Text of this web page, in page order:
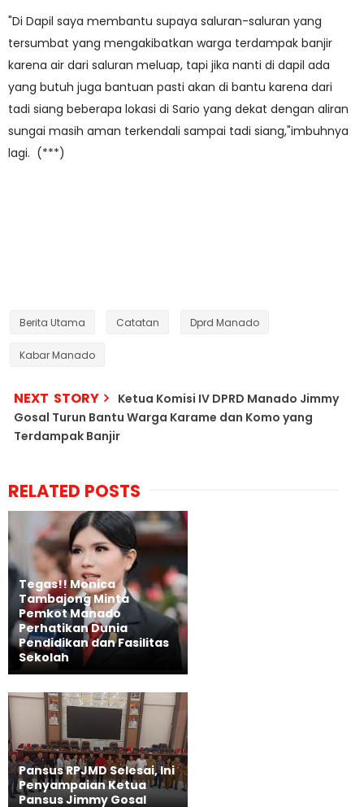
"Di Dapil saya membantu supaya saluran-saluran yang
tersumbat yang mengakibatkan warga terdampak banjir
karena air dari saluran meluap, tapi jika nanti di dapil ada
yang butuh juga bantuan pasti akan di bantu karena dari
tadi siang beberapa lokasi di Sario yang dekat dengan aliran
sungai masih aman terkendali sampai tadi siang,"imbuhnya
lagi. (***)
Berita Utama Catatan Dprd Manado
Kabar Manado
NEXT STORY
Ketua Komisi IV DPRD Manado Jimmy
Gosal Turun Bantu Warga Karame dan Komo yang
Terdampak Banjir
RELATED POSTS
Tegas!! Monica
Tambajong Minta
Pemkot Manado
Perhatikan Dunia
Pendidikan dan Fasilitas
Sekolah
Pansus RPJMD Selesai, Ini
Penyampaian Ketua
Pansus Jimmy Gosal